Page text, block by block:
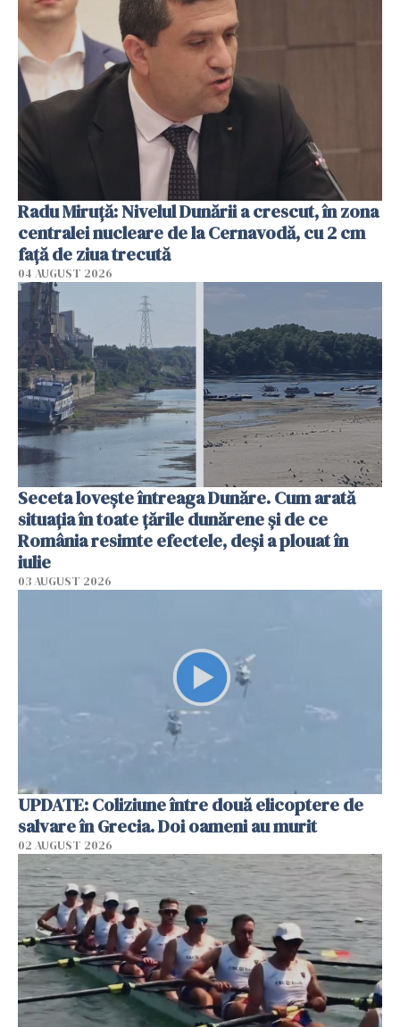
Radu Miruţă: Nivelul Dunării a crescut, în zona
centralei nucleare de la Cernavodă, cu 2 cm
faţă de ziua trecută
04 AUGUST 2026
Seceta lovește întreaga Dunăre. Cum arată
situația în toate țările dunărene și de ce
România resimte efectele, deși a plouat în
iulie
03 AUGUST 2026
UPDATE: Coliziune între două elicoptere de
salvare în Grecia. Doi oameni au murit
02 AUGUST 2026